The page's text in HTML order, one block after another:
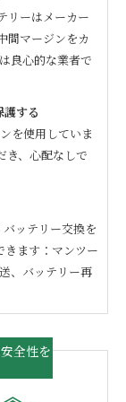
リーはメーカー
間マージンをカ
良心的な業者で
する
を使用していま
き、心配なしで
バッテリー交換を
きます：マンツー
、バッテリー再
全性を